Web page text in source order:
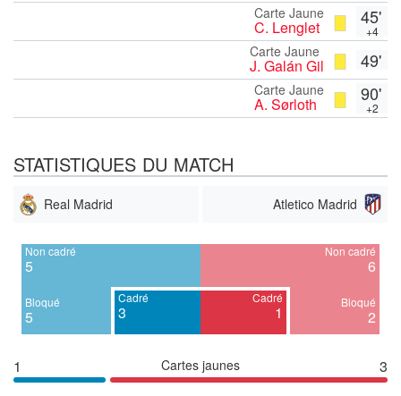
45'
+4
Carte Jaune
C. Lenglet
49'
Carte Jaune
J. Galán Gil
90'
+2
Carte Jaune
A. Sørloth
STATISTIQUES DU MATCH
Real Madrid Atletico Madrid
Non cadré
5
Bloqué
5
Cadré
3
Cadré
1
Non cadré
6
Bloqué
2
1 Cartes jaunes 3